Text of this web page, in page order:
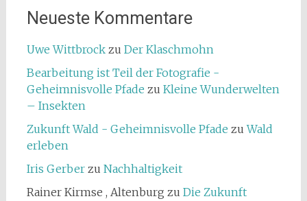
Neueste Kommentare
Uwe Wittbrockzu Der Klaschmohn
Bearbeitung ist Teil der Fotografie -
Geheimnisvolle Pfade zu Kleine Wunderwelten
– Insekten
Zukunft Wald - Geheimnisvolle Pfade zuWald
erleben
Iris Gerberzu Nachhaltigkeit
Rainer Kirmse , Altenburg zu Die Zukunft